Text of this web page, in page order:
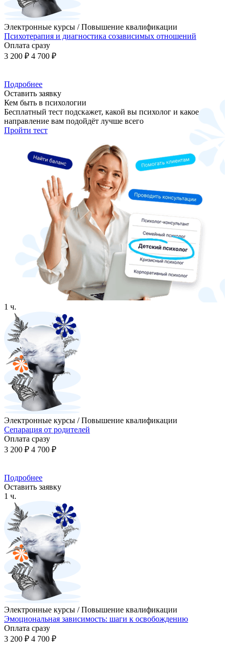
Электронные курсы / Повышение квалификации
Психотерапия и диагностика созависимых отношений
Оплата сразу
3 200 ₽ 4 700 ₽
Подробнее
Оставить заявку
Кем быть в психологии
Бесплатный тест подскажет, какой вы психолог и какое
направление вам подойдёт лучше всего
Пройти тест
1 ч.
Электронные курсы / Повышение квалификации
Сепарация от родителей
Оплата сразу
3 200 ₽ 4 700 ₽
Подробнее
Оставить заявку
1 ч.
Электронные курсы / Повышение квалификации
Эмоциональная зависимость: шаги к освобождению
Оплата сразу
3 200 ₽ 4 700 ₽